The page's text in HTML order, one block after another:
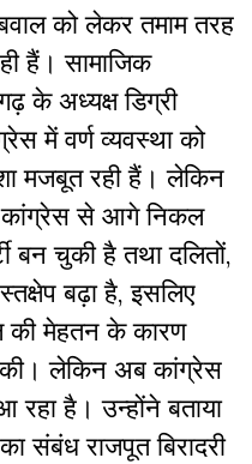
को लेकर तमाम तरह
हैं। सामाजिक
के अध्यक्ष डिग्री
में वर्ण व्यवस्था को
मजबूत रही हैं। लेकिन
कांग्रेस से आगे निकल
बन चुकी है तथा दलितों,
बढ़ा है, इसलिए
मेहतन के कारण
लेकिन अब कांग्रेस
है। उन्होंने बताया
संबंध राजपूत बिरादरी